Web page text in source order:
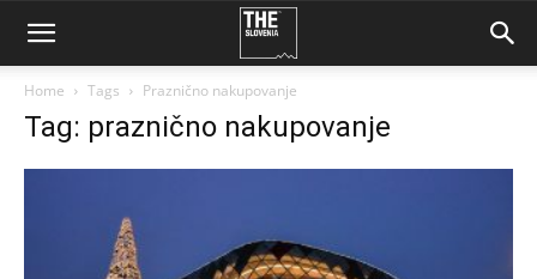
Home Tags Praznično nakupovanje
Tag: praznično nakupovanje